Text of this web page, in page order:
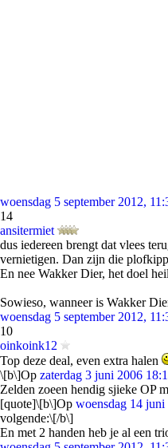
woensdag 5 september 2012,
14
ansitermiet
dus iedereen brengt dat vlees
vernietigen. Dan zijn die
En nee Wakker Dier, het doel
Sowieso, wanneer is Wakker
woensdag 5 september 2012,
10
oinkoink12
Top deze deal, even extra halen
\[b\]Op zaterdag 3 juni 2006
Zelden zoeen hendig sjieke OP
[quote]\[b\]Op woensdag 14 juni
volgende:\[/b\]
En met 2 handen heb je al een